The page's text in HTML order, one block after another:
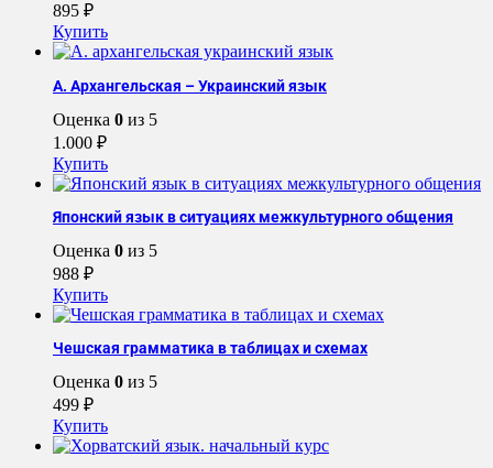
895 ₽
Купить
А. Архангельская – Украинский язык
Оценка 0 из 5
1.000 ₽
Купить
Японский язык в ситуациях межкультурного общения
Оценка 0 из 5
988 ₽
Купить
Чешская грамматика в таблицах и схемах
Оценка 0 из 5
499 ₽
Купить